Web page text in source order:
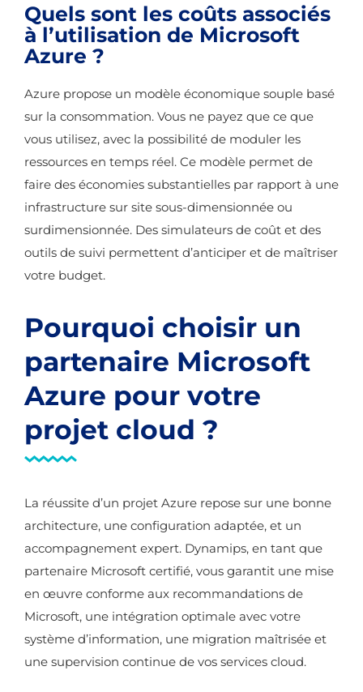
Quels sont les coûts associés
à l’utilisation de Microsoft
Azure ?
Azure propose un modèle économique souple basé
sur la consommation. Vous ne payez que ce que
vous utilisez, avec la possibilité de moduler les
ressources en temps réel. Ce modèle permet de
faire des économies substantielles par rapport à une
infrastructure sur site sous-dimensionnée ou
surdimensionnée. Des simulateurs de coût et des
outils de suivi permettent d’anticiper et de maîtriser
votre budget.
Pourquoi choisir un
partenaire Microsoft
Azure pour votre
projet cloud ?
La réussite d’un projet Azure repose sur une bonne
architecture, une configuration adaptée, et un
accompagnement expert. Dynamips, en tant que
partenaire Microsoft certifié, vous garantit une mise
en œuvre conforme aux recommandations de
Microsoft, une intégration optimale avec votre
système d’information, une migration maîtrisée et
une supervision continue de vos services cloud.